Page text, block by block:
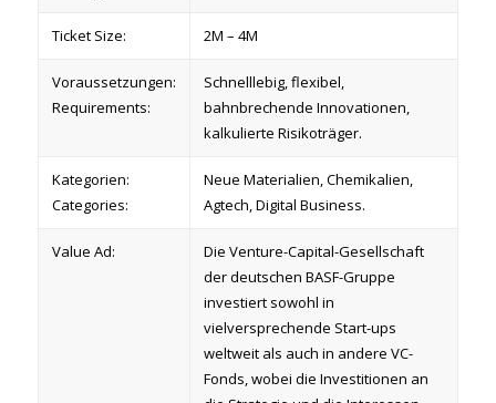
Ticket Size: 2M – 4M
Voraussetzungen:
Requirements:
Schnelllebig, flexibel,
bahnbrechende Innovationen,
kalkulierte Risikoträger.
Kategorien:
Categories:
Neue Materialien, Chemikalien,
Agtech, Digital Business.
Value Ad:
Die Venture-Capital-Gesellschaft
der deutschen BASF-Gruppe
investiert sowohl in
vielversprechende Start-ups
weltweit als auch in andere VC-
Fonds, wobei die Investitionen an